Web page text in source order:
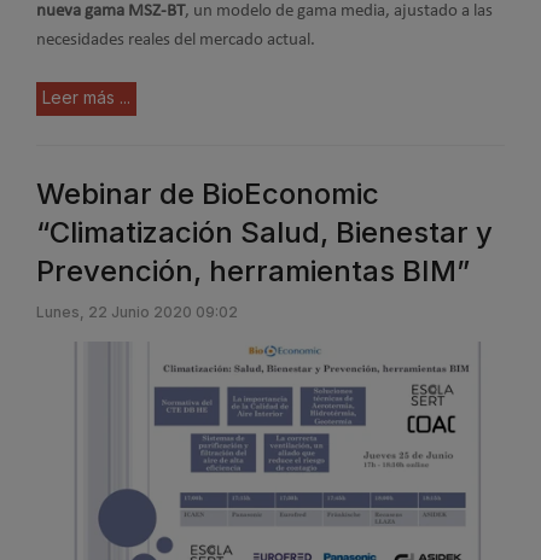
nueva gama MSZ-BT, un modelo de gama media, ajustado a las
necesidades reales del mercado actual.
Leer más ...
Webinar de BioEconomic
“Climatización Salud, Bienestar y
Prevención, herramientas BIM”
Lunes, 22 Junio 2020 09:02